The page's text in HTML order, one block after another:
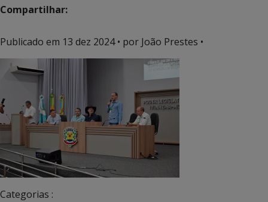
Compartilhar:
Publicado em 13 dez 2024• por João Prestes •
Categorias :